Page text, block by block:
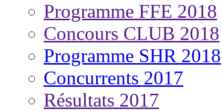
Programme FFE 2018
Concours CLUB 2018
Programme SHR 2018
Concurrents 2017
Résultats 2017